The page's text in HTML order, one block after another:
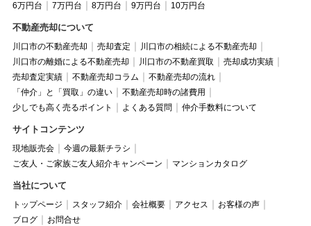
6万円台 7万円台 8万円台 9万円台 10万円台
不動産売却について
川口市の不動産売却 売却査定
川口市の相続による不動産売却
川口市の離婚による不動産売却
川口市の不動産買取
売却成功実績
売却査定実績
不動産売却コラム
不動産売却の流れ
「仲介」と「買取」の違い
不動産売却時の諸費用
少しでも高く売るポイント
よくある質問 仲介手数料について
サイトコンテンツ
現地販売会
今週の最新チラシ
ご友人・ご家族ご友人紹介キャンペーン
マンションカタログ
当社について
トップページ スタッフ紹介 会社概要 アクセス
お客様の声
ブログ
お問合せ